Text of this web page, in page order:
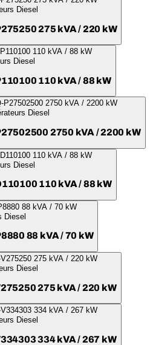
Diesel
275 kVA / 220 kW
Diesel
110 kVA / 88 kW
Diesel
2750 kVA / 2200 kW
Diesel
110 kVA / 88 kW
Diesel
88 kVA / 70 kW
Diesel
275 kVA / 220 kW
Diesel
334 kVA / 267 kW